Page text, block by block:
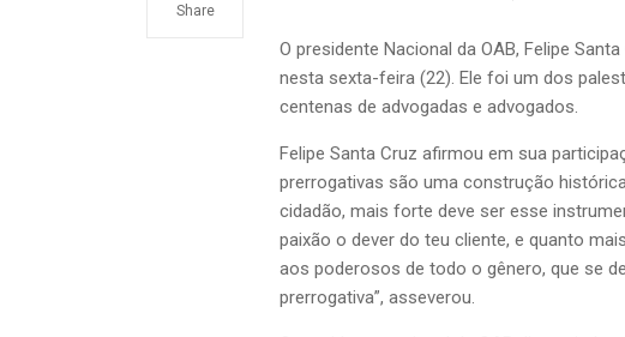
Share
O presidente Nacional da OAB, Felipe
nesta sexta-feira (22). Ele foi um dos
centenas de advogadas e advogados.
Felipe Santa Cruz afirmou em sua
prerrogativas são uma construção
cidadão, mais forte deve ser esse
paixão o dever do teu cliente, e quanto
aos poderosos de todo o gênero, que se
prerrogativa”, asseverou.